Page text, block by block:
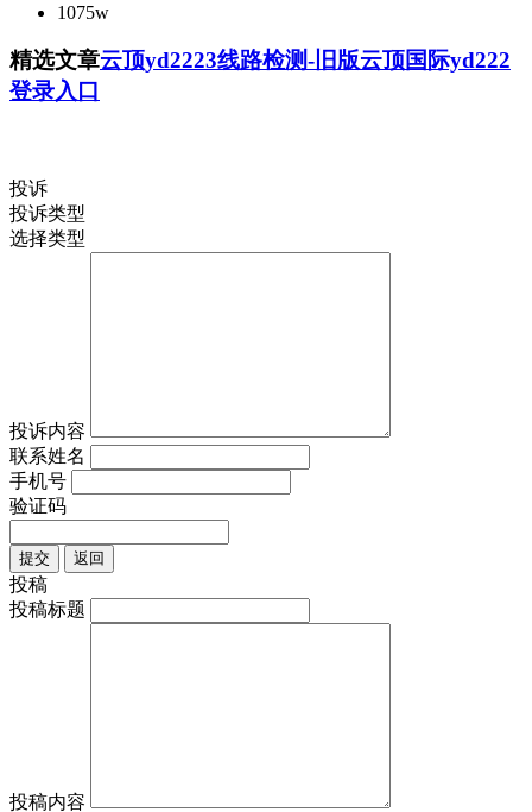
1075w
精选文章云顶yd2223线路检测-旧版云顶国际yd222
登录入口
投诉
投诉类型
选择类型
投诉内容
联系姓名
手机号
验证码
提交 返回
投稿
投稿标题
投稿内容